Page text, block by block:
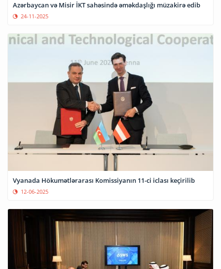
Azərbaycan və Misir İKT sahəsində əməkdaşlığı müzakirə edib
24-11-2025
Vyanada Hökumətlərarası Komissiyanın 11-ci iclası keçirilib
12-06-2025